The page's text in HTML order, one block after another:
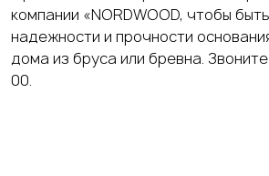
компании «NORDWOOD, чтобы
надежности и прочности
дома из бруса или бревна.
00.